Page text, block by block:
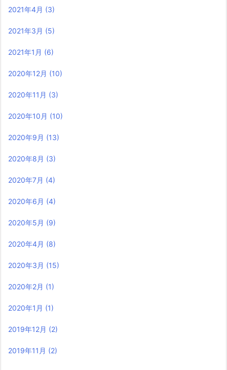
2021年4月 (3)
2021年3月 (5)
2021年1月 (6)
2020年12月 (10)
2020年11月 (3)
2020年10月 (10)
2020年9月 (13)
2020年8月 (3)
2020年7月 (4)
2020年6月 (4)
2020年5月 (9)
2020年4月 (8)
2020年3月 (15)
2020年2月 (1)
2020年1月 (1)
2019年12月 (2)
2019年11月 (2)